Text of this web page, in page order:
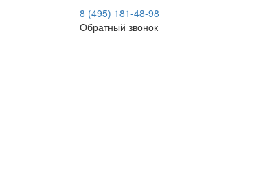
8 (495) 181-48-98
Обратный звонок